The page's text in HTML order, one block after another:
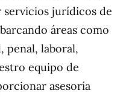
servicios jurídicos de
áreas como
penal, laboral,
equipo de
asesoría